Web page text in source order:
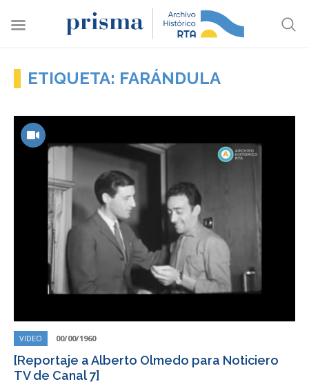
ETIQUETA: FARÁNDULA
VIDEO 00/00/1960
[Reportaje a Alberto Olmedo para Noticiero
TV de Canal 7]